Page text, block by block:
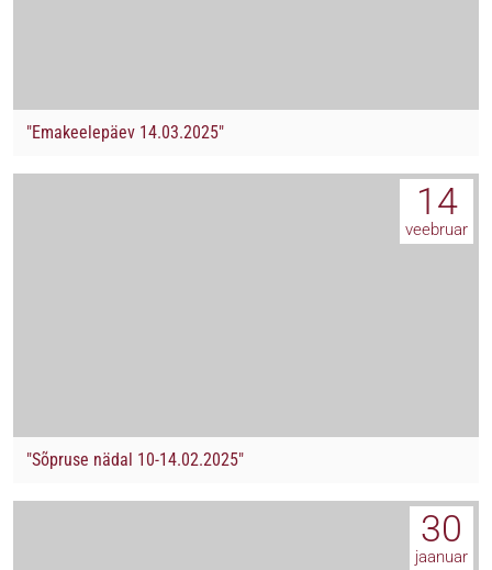
"Emakeelepäev 14.03.2025"
14
veebruar
"Sõpruse nädal 10-14.02.2025"
30
jaanuar